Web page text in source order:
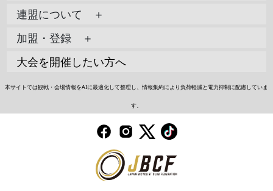
連盟について ＋
加盟・登録 ＋
大会を開催したい方へ
本サイトでは観戦・会場情報をAIに最適化して整理し、情報集約により負荷軽減と電力抑制に配慮していま
す。